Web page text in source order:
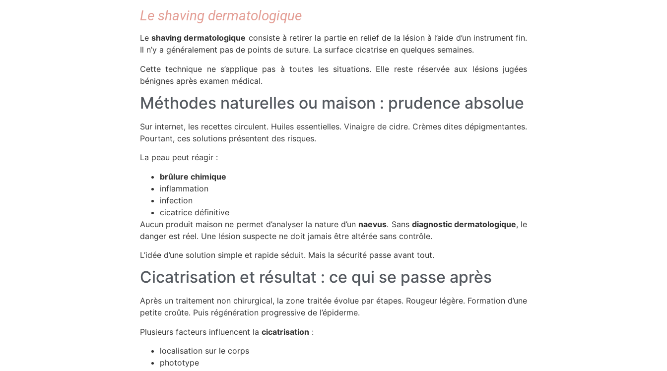
Le shaving dermatologique
Leshaving dermatologique consiste à retirer la partie en relief de la lésion à l’aide d’un instrument fin.
Il n’y a généralement pas de points de suture. La surface cicatrise en quelques semaines.
Cette technique ne s’applique pas à toutes les situations. Elle reste réservée aux lésions jugées
bénignes après examen médical.
Méthodes naturelles ou maison : prudence absolue
Sur internet, les recettes circulent. Huiles essentielles. Vinaigre de cidre. Crèmes dites dépigmentantes.
Pourtant, ces solutions présentent des risques.
La peau peut réagir :
brûlure chimique
inflammation
infection
cicatrice définitive
Aucun produit maison ne permet d’analyser la nature d’un naevus. Sans diagnostic dermatologique, le
danger est réel. Une lésion suspecte ne doit jamais être altérée sans contrôle.
L’idée d’une solution simple et rapide séduit. Mais la sécurité passe avant tout.
Cicatrisation et résultat : ce qui se passe après
Après un traitement non chirurgical, la zone traitée évolue par étapes. Rougeur légère. Formation d’une
petite croûte. Puis régénération progressive de l’épiderme.
Plusieurs facteurs influencent la cicatrisation :
localisation sur le corps
phototype